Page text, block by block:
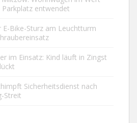
entwendet
E-Bike-Sturz am Leuchtturm
im Einsatz: Kind läuft in Zingst
Sicherheitsdienst nach
Streit